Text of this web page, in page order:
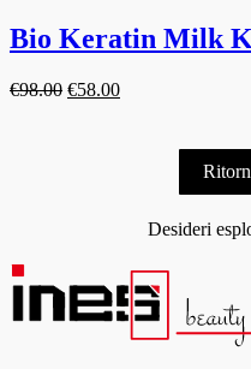
Bio Keratin Milk
€98.00 €58.00
Desideri